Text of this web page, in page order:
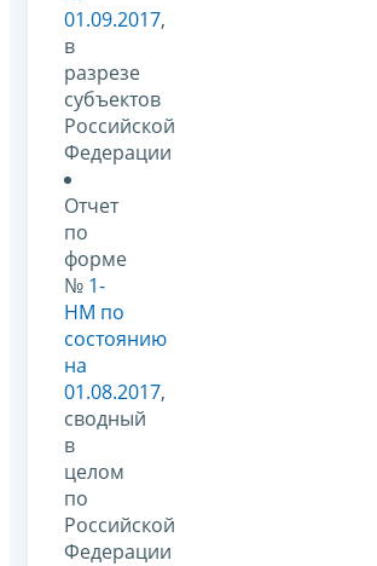
01.09.2017,
в
разрезе
субъектов
Российской
Федерации
Отчет
по
форме
№ 1-
НМ по
состоянию
на
01.08.2017,
сводный
в
целом
по
Российской
Федерации